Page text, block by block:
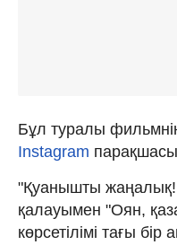
Бұл туралы
Instagram
"Қуанышты жаңалық!
қалауымен "Оян,
көрсетілімі тағы